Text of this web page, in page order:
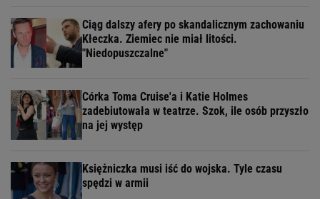
Ciąg dalszy afery po skandalicznym zachowaniu
Kłeczka. Ziemiec nie miał litości.
"Niedopuszczalne"
Córka Toma Cruise'a i Katie Holmes
zadebiutowała w teatrze. Szok, ile osób przyszło
na jej występ
Księżniczka musi iść do wojska. Tyle czasu
spędzi w armii